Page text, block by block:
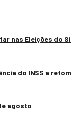
nas Eleições do
do INSS a
agosto